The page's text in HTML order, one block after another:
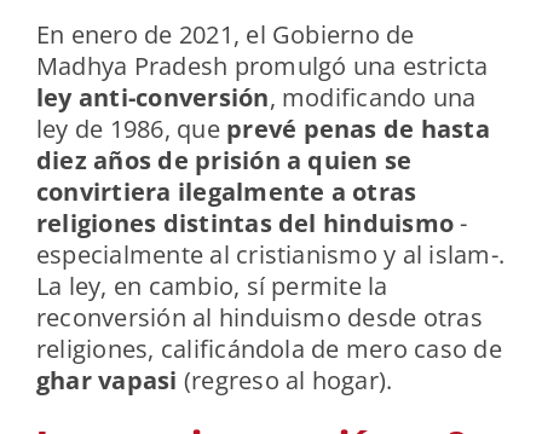
En enero de 2021, el Gobierno de
Madhya Pradesh promulgó una estricta
ley anti-conversión, modificando una
ley de 1986, que prevé penas de hasta
diez años de prisión a quien se
convirtiera ilegalmente a otras
religiones distintas del hinduismo-
especialmente al cristianismo y al islam-.
La ley, en cambio, sí permite la
reconversión al hinduismo desde otras
religiones, calificándola de mero caso de
ghar vapasi (regreso al hogar).